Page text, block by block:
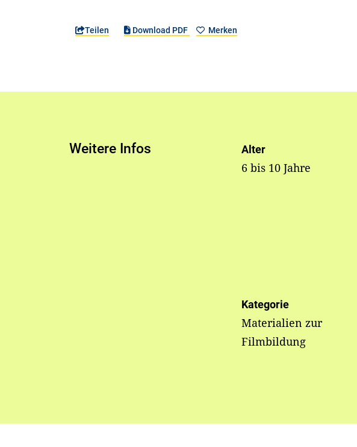
Teilen Download PDF Merken
Weitere Infos Alter
6 bis 10 Jahre
Kategorie
Materialien zur
Filmbildung